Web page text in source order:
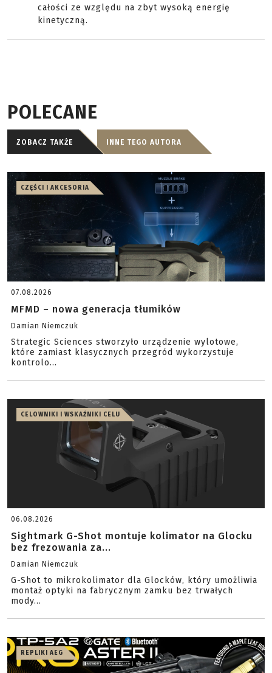
całości ze względu na zbyt wysoką energię
kinetyczną.
POLECANE
ZOBACZ TAKŻE INNE TEGO AUTORA
CZĘŚCI I AKCESORIA
07.08.2026
MFMD – nowa generacja tłumików
Damian Niemczuk
Strategic Sciences stworzyło urządzenie wylotowe,
które zamiast klasycznych przegród wykorzystuje
kontrolo...
CELOWNIKI I WSKAŹNIKI CELU
06.08.2026
Sightmark G-Shot montuje kolimator na Glocku
bez frezowania za...
Damian Niemczuk
G-Shot to mikrokolimator dla Glocków, który umożliwia
montaż optyki na fabrycznym zamku bez trwałych
mody...
REPLIKI AEG